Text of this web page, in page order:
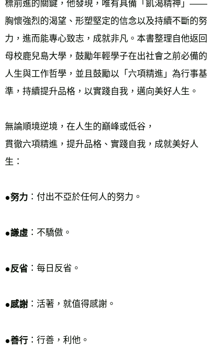
標前進的關鍵，他發現，唯有具備「飢渴精神」——
胸懷強烈的渴望、形塑堅定的信念以及持續不斷的努
力，進而能專心致志，成就非凡。本書整理自他返回
母校鹿兒島大學，鼓勵年輕學子在出社會之前必備的
人生與工作哲學，並且鼓勵以「六項精進」為行事基
準，持續提升品格，以實踐自我，邁向美好人生。
無論順境逆境，在人生的巔峰或低谷，
貫徹六項精進，提升品格、實踐自我，成就美好人
生：
●努力 ：付出不亞於任何人的努力。
●謙虛 ：不驕傲。
●反省 ：每日反省。
●感謝 ：活著，就值得感謝。
●善行 ：行善，利他。